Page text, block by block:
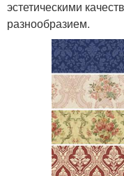
эстетическими
разнообразием.